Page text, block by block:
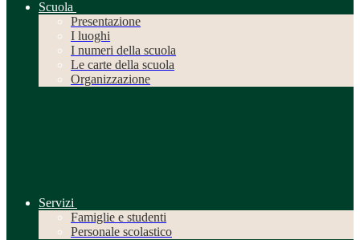
Scuola
Presentazione
I luoghi
I numeri della scuola
Le carte della scuola
Organizzazione
Servizi
Famiglie e studenti
Personale scolastico